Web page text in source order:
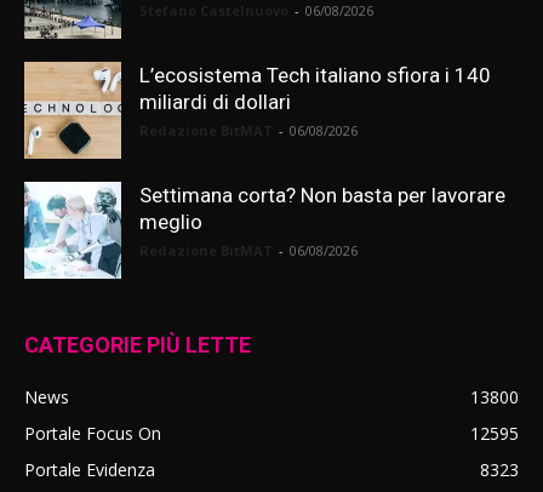
- 06/08/2026
L’ecosistema Tech italiano sfiora i 140
miliardi di dollari
- 06/08/2026
Settimana corta? Non basta per lavorare
meglio
- 06/08/2026
CATEGORIE PIÙ LETTE
News
13800
Portale Focus On
12595
Portale Evidenza
8323